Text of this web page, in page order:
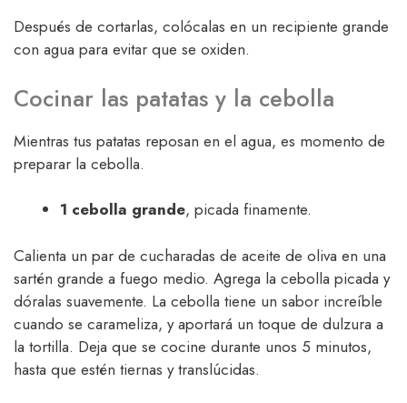
Después de cortarlas, colócalas en un recipiente grande
con agua para evitar que se oxiden.
Cocinar las patatas y la cebolla
Mientras tus patatas reposan en el agua, es momento de
preparar la cebolla.
1 cebolla grande, picada finamente.
Calienta un par de cucharadas de aceite de oliva en una
sartén grande a fuego medio. Agrega la cebolla picada y
dóralas suavemente. La cebolla tiene un sabor increíble
cuando se carameliza, y aportará un toque de dulzura a
la tortilla. Deja que se cocine durante unos 5 minutos,
hasta que estén tiernas y translúcidas.